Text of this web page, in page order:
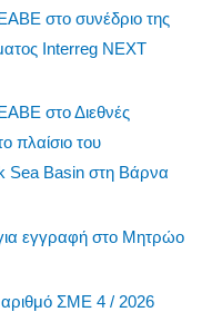
στο συνέδριο της
Interreg NEXT
στο Διεθνές
πλαίσιο του
Sea Basin στη Βάρνα
εγγραφή στο Μητρώο
ΣΜΕ 4 / 2026